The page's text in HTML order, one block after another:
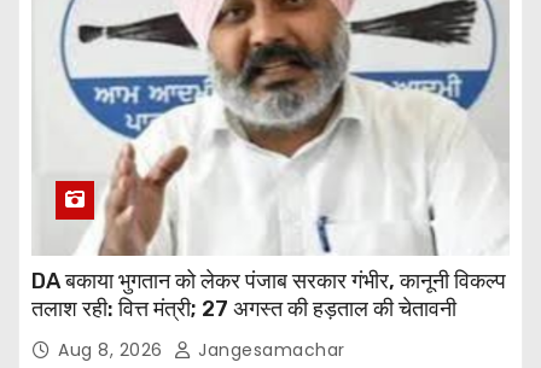
DA बकाया भुगतान को लेकर पंजाब सरकार गंभीर, कानूनी विकल्प
तलाश रही: वित्त मंत्री; 27 अगस्त की हड़ताल की चेतावनी
Aug 8, 2026 Jangesamachar